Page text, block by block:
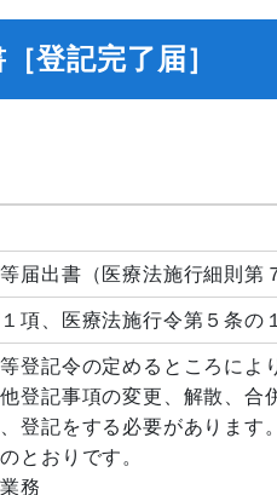
登記完了届］
届出書（医療法施行細則第
項、医療法施行令第５条の
登記令の定めるところによ
登記事項の変更、解散、合
登記をする必要があります。
とおりです。
務